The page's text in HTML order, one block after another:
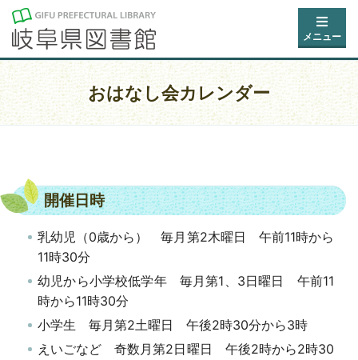
メニュー
おはなし会カレンダー
開催日時
乳幼児（0歳から） 毎月第2木曜日 午前11時から
11時30分
幼児から小学校低学年 毎月第1、3日曜日 午前11
時から11時30分
小学生 毎月第2土曜日 午後2時30分から3時
えいごなど 奇数月第2日曜日 午後2時から2時30